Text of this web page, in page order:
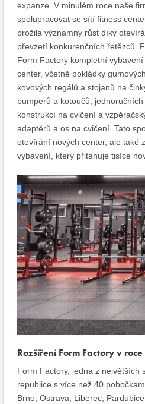
expanze. V minulém roce naše
spolupracovat se sítí fitness
prožila významný růst díky
převzetí konkurenčních řetězců.
Form Factory kompletní
center, včetně pokládky
kovových regálů a stojanů na
bumperů a kotoučů,
konstrukcí na cvičení a
adaptérů a os na cvičení. Tato
otevírání nových center, ale také
vybavení, který přitahuje tisíce
Rozšíření Form Factory v
Form Factory, jedna z největších
republice s více než 40
Brno, Ostrava, Liberec,